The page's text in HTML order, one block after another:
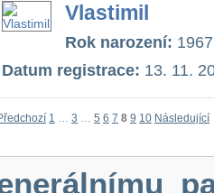
Vlastimil
Rok narození: 1967
Datum registrace: 13. 11.
1 … 3 … 5 6 7 8 9 10 Následující